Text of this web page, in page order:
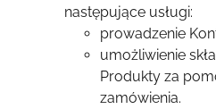
następujące usługi:
prowadzenie
umożliwienie
Produkty za
zamówienia.